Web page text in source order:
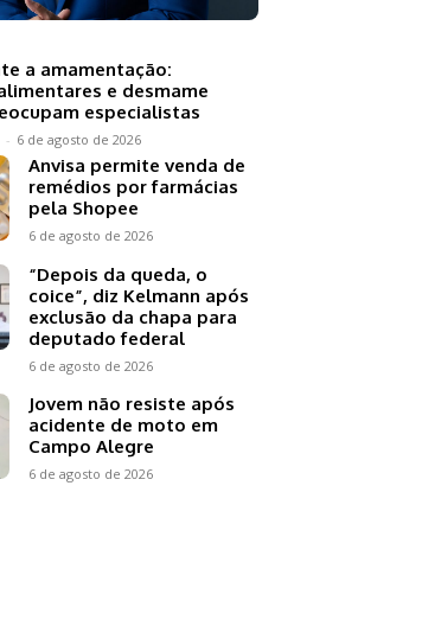
a amamentação:
e desmame
especialistas
- 6 de agosto de 2026
Anvisa permite venda de
remédios por farmácias
pela Shopee
6 de agosto de 2026
“Depois da queda, o
coice”, diz Kelmann após
exclusão da chapa para
deputado federal
6 de agosto de 2026
Jovem não resiste após
acidente de moto em
Campo Alegre
6 de agosto de 2026